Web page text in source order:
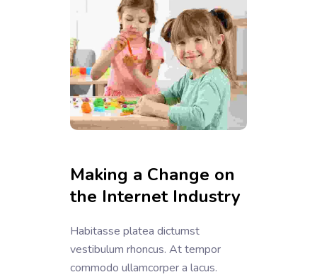
Making a Change on
the Internet Industry
Habitasse platea dictumst
vestibulum rhoncus. At tempor
commodo ullamcorper a lacus.